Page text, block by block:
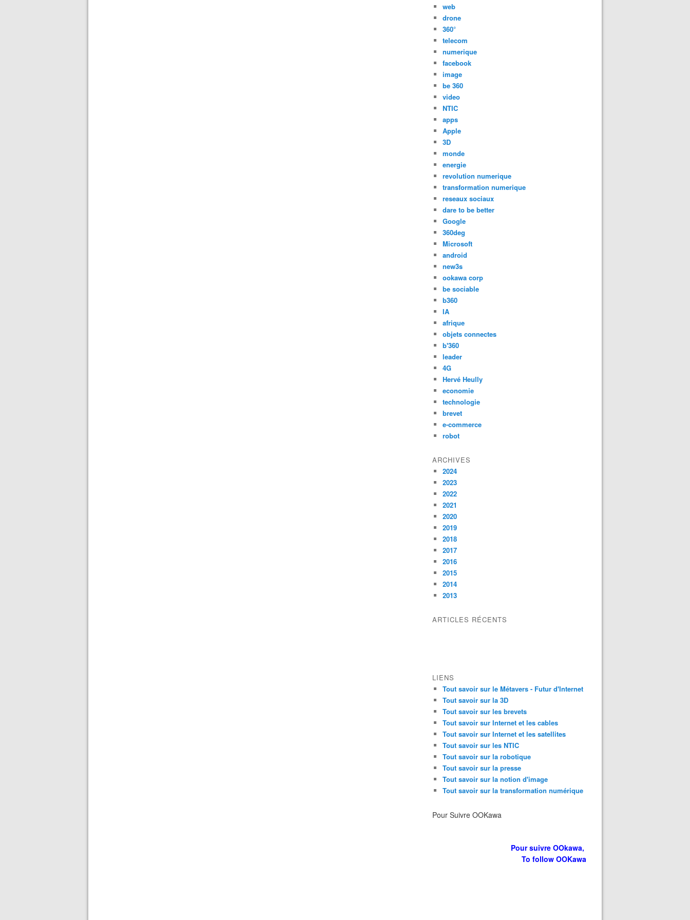
web
drone
360°
telecom
numerique
facebook
image
be 360
video
NTIC
apps
Apple
3D
monde
energie
revolution numerique
transformation numerique
reseaux sociaux
dare to be better
Google
360deg
Microsoft
android
new3s
ookawa corp
be sociable
b360
IA
afrique
objets connectes
b'360
leader
4G
Hervé Heully
economie
technologie
brevet
e-commerce
robot
ARCHIVES
2024
2023
2022
2021
2020
2019
2018
2017
2016
2015
2014
2013
ARTICLES RÉCENTS
LIENS
Tout savoir sur le Métavers - Futur d'Internet
Tout savoir sur la 3D
Tout savoir sur les brevets
Tout savoir sur Internet et les cables
Tout savoir sur Internet et les satellites
Tout savoir sur les NTIC
Tout savoir sur la robotique
Tout savoir sur la presse
Tout savoir sur la notion d'image
Tout savoir sur la transformation numérique
Pour Suivre OOKawa
Pour suivre OOkawa,
To follow OOKawa